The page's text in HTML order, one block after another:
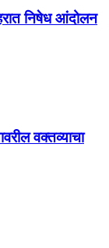
निषेध आंदोलन
वक्तव्याचा